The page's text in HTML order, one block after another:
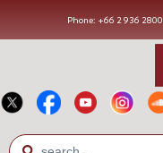
Phone: +66 2 936 2800